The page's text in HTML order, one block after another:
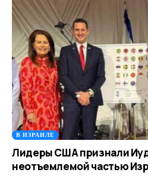
В ИЗРАИЛЕ
Лидеры США признали
неотъемлемой частью